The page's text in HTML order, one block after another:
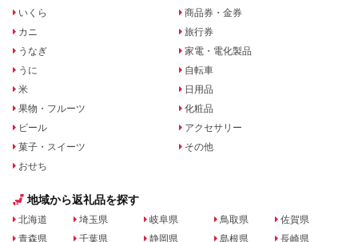
いくら
カニ
うなぎ
うに
米
果物・フルーツ
ビール
菓子・スイーツ
おせち
商品券・金券
旅行券
家電・電化製品
自転車
日用品
化粧品
アクセサリー
その他
地域から返礼品を探す
北海道
青森県
埼玉県
千葉県
岐阜県
静岡県
鳥取県
島根県
佐賀県
長崎県